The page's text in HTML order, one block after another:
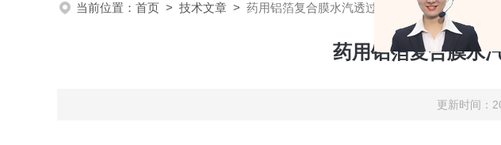
当前位置： 首页 > 技术文章 > 药用铝箔复合膜水汽透过率测定仪：简介与参数
药用铝箔复合膜水
更新时间